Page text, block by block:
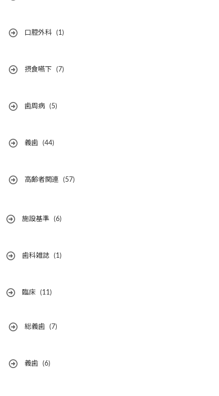
口腔外科 (1)
摂食嚥下 (7)
歯周病 (5)
義歯 (44)
高齢者関連 (57)
施設基準 (6)
歯科雑誌 (1)
臨床 (11)
総義歯 (7)
義歯 (6)